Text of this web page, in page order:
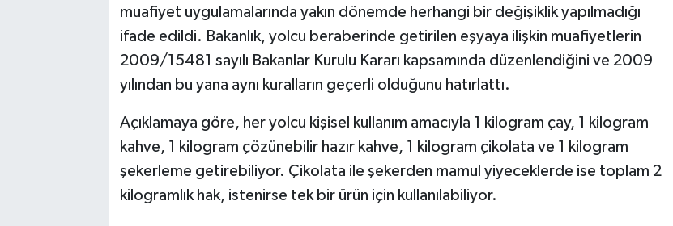
muafiyet uygulamalarında yakın dönemde herhangi bir değişiklik yapılmadığı
ifade edildi. Bakanlık, yolcu beraberinde getirilen eşyaya ilişkin muafiyetlerin
2009/15481 sayılı Bakanlar Kurulu Kararı kapsamında düzenlendiğini ve 2009
yılından bu yana aynı kuralların geçerli olduğunu hatırlattı.
Açıklamaya göre, her yolcu kişisel kullanım amacıyla 1 kilogram çay, 1 kilogram
kahve, 1 kilogram çözünebilir hazır kahve, 1 kilogram çikolata ve 1 kilogram
şekerleme getirebiliyor. Çikolata ile şekerden mamul yiyeceklerde ise toplam 2
kilogramlık hak, istenirse tek bir ürün için kullanılabiliyor.